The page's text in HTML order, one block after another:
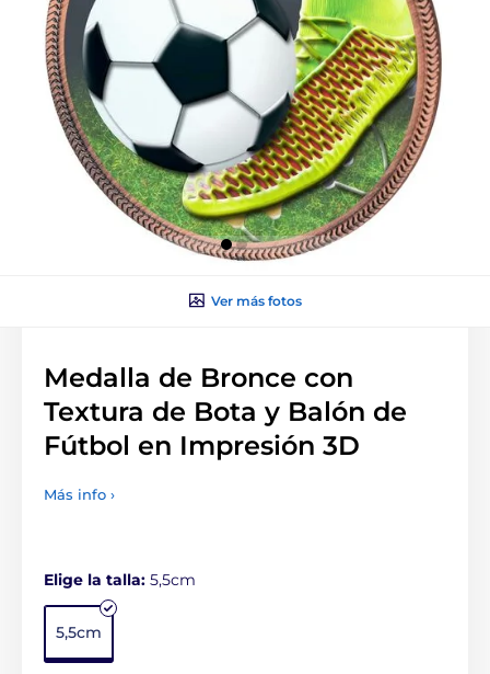
Ver más fotos
Medalla de Bronce con
Textura de Bota y Balón de
Fútbol en Impresión 3D
Más info ›
Elige la talla: 5,5cm
5,5cm